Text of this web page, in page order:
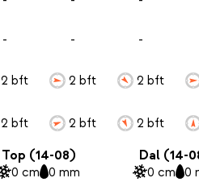
-
2 bft
2 bft
-
2 bft
2 bft
-
2 bft
2 bft
Top (14-08)
0 cm 0 mm
Dal (14-
0 cm 0